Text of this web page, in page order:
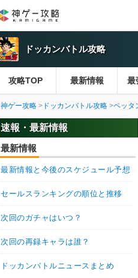
ドッカンバトル攻略
攻略TOP 最新情報 最
神ゲー攻略 ドッカンバトル攻略 ペッタ
速報・最新情報
最新情報
最新情報と今後のスケジュール予想
セールスランキングの順位と推移
次回のガチャはいつ？
次回の再録キャラは誰？
ドッカンバトルニュースまとめ